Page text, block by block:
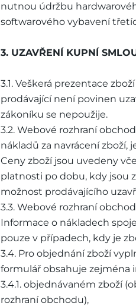
nutnou údržbu
softwarového vybavení
3. UZAVŘENÍ KUPNÍ
3.1. Veškerá prezentace
prodávající není povinen
zákoníku se nepoužije.
3.2. Webové rozhraní
nákladů za navrácení
Ceny zboží jsou uvedeny
platnosti po dobu, kdy jsou
možnost prodávajícího
3.3. Webové rozhraní
Informace o nákladech
pouze v případech, kdy je
3.4. Pro objednání zboží
formulář obsahuje zejména
3.4.1. objednávaném zboží
rozhraní obchodu),